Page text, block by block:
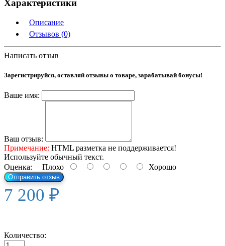
Характеристики
Описание
Отзывов (0)
Написать отзыв
Зарегистрируйся, оставляй отзывы о товаре, зарабатывай бонусы!
Ваше имя:
Ваш отзыв:
Примечание: HTML разметка не поддерживается!
Используйте обычный текст.
Оценка: Плохо Хорошо
Отправить отзыв
7 200 ₽
Количество: